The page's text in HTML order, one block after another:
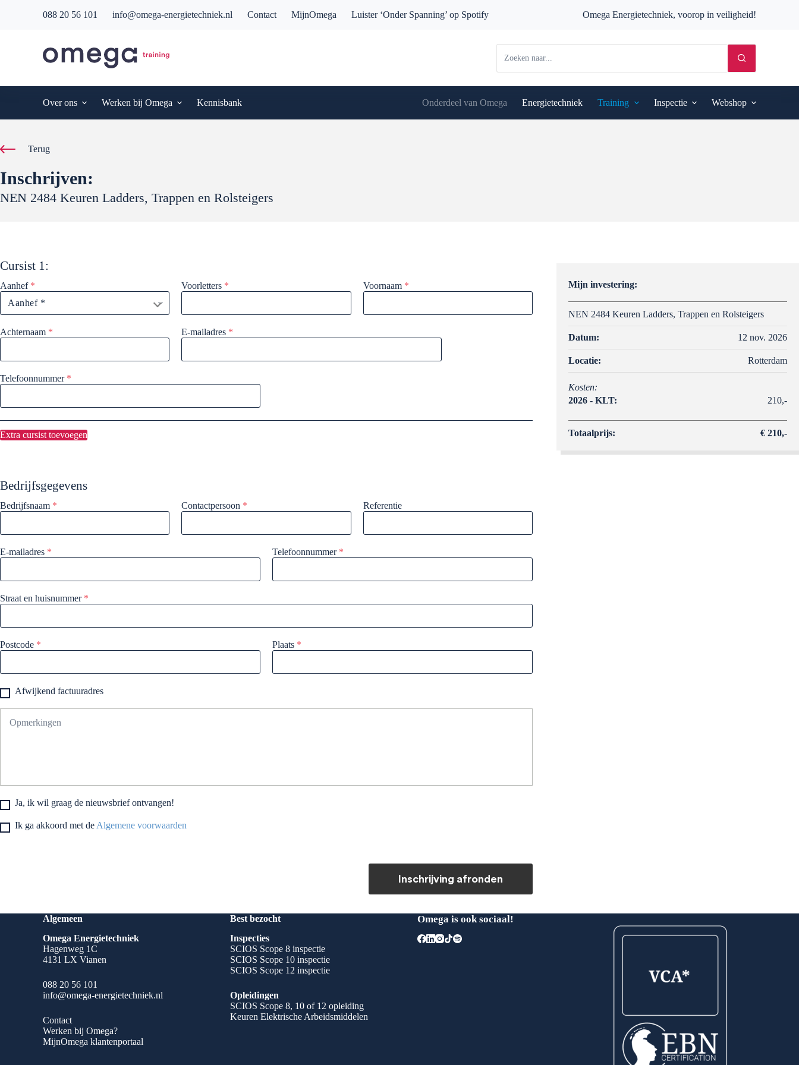
e
h
d
088 20 56 101 info@omega-energietechniek.nl Contact MijnOmega Luister ‘Onder Spanning’ op Spotify Omega Energietechniek, voorop in veiligheid!
Over ons Werken bij Omega Kennisbank Onderdeel van Omega Energietechniek Training Inspectie Webshop
Terug
Inschrijven:
NEN 2484 Keuren Ladders, Trappen en Rolsteigers
Cursist 1:
Aanhef * Voorletters * Voornaam *
Achternaam * E-mailadres *
Telefoonnummer *
Extra cursist toevoegen
Bedrijfsgegevens
Bedrijfsnaam * Contactpersoon * Referentie
E-mailadres * Telefoonnummer *
Straat en huisnummer *
Postcode * Plaats *
Afwijkend factuuradres
Ja, ik wil graag de nieuwsbrief ontvangen!
Ik ga akkoord met de Algemene voorwaarden
Inschrijving afronden
Mijn investering:
NEN 2484 Keuren Ladders, Trappen en Rolsteigers
Datum: 12 nov. 2026
Locatie: Rotterdam
Kosten:
2026 - KLT:
210,-
Totaalprijs: € 210,-
Algemeen
Omega Energietechniek
Hagenweg 1C
4131 LX Vianen
088 20 56 101
info@omega-energietechniek.nl
Contact
Werken bij Omega?
MijnOmega klantenportaal
Best bezocht
Inspecties
SCIOS Scope 8 inspectie
SCIOS Scope 10 inspectie
SCIOS Scope 12 inspectie
Opleidingen
SCIOS Scope 8, 10 of 12 opleiding
Keuren Elektrische Arbeidsmiddelen
Omega is ook sociaal!